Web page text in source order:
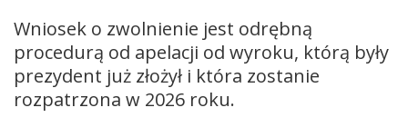
Wniosek o zwolnienie jest odrębną
procedurą od apelacji od wyroku, którą były
prezydent już złożył i która zostanie
rozpatrzona w 2026 roku.